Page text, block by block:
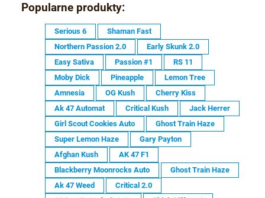
Popularne produkty:
Serious 6
Shaman Fast
Northern Passion 2.0
Early Skunk 2.0
Easy Sativa
Passion #1
RS 11
Moby Dick
Pineapple
Lemon Tree
Amnesia
OG Kush
Cherry Kiss
Ak 47 Automat
Critical Kush
Jack Herrer
Girl Scout Cookies Auto
Ghost Train Haze
Super Lemon Haze
Gary Payton
Afghan Kush
AK 47 F1
Blackberry Moonrocks Auto
Ghost Train Haze
Ak 47 Weed
Critical 2.0